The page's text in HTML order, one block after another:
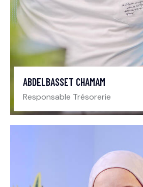
ABDELBASSET CHAMAM
Responsable Trésorerie